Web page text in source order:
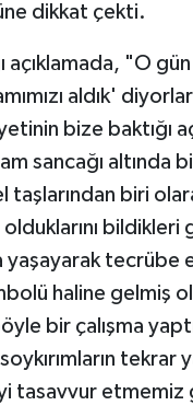
dikkat çekti.
açıklamada, "O
aldık'
bize baktığı
sancağı
taşlarından biri
bildikleri
tecrübe
haline gelmiş
bir çalışma
tekrar
tasavvur